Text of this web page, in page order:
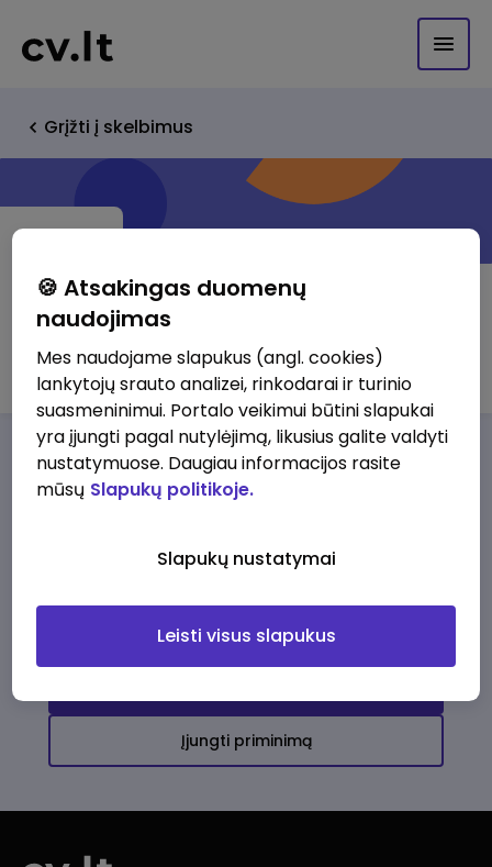
Grįžti į skelbimus
UAB Geležinkelių projektavimas
Darbo pasiūlymaiApie musPrivalumai
darbo pasiūlymų
Įjungti priminimą
🍪 Atsakingas duomenų
naudojimas
Mes naudojame slapukus (angl. cookies)
lankytojų srauto analizei, rinkodarai ir turinio
suasmeninimui. Portalo veikimui būtini slapukai
yra įjungti pagal nutylėjimą, likusius galite valdyti
nustatymuose. Daugiau informacijos rasite
mūsų Slapukų politikoje.
Slapukų nustatymai
Leisti visus slapukus